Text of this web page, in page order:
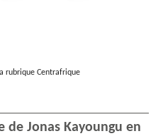
rubrique Centrafrique
de Jonas Kayoungu en